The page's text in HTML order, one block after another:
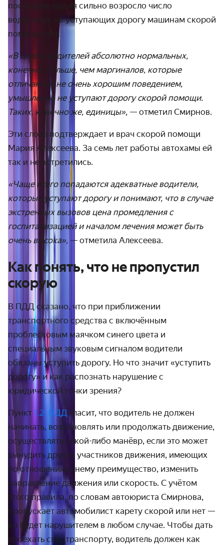
последнее время сильно возросло число
водителей, не уступающих дорогу машинам скорой
помощи, нет.
«В целом водителей абсолютно нормальных,
конечно, больше, чем маргиналов, которые
отличаются не очень хорошим поведением,
умышленно не уступают дорогу скорой помощи.
Таких, конечно же, единицы», — отметил Смирнов.
Эти слова подтверждает и врач скорой помощи
Мария Алексеева. За семь лет работы автохамы ей
так и не встретились.
«Чаще всего попадаются адекватные водители,
которые уступают дорогу и понимают, что в случае
экстренных вызовов цена промедления с
госпитализацией и началом лечения может быть
очень высока», — отметила Алексеева.
Как понять, что не пропустил
скорую
В ПДД сказано, что при приближении
транспортного средства с включённым
проблесковым маячком синего цвета и
специальным звуковым сигналом водители
обязаны уступить дорогу. Но что значит «уступить
дорогу» и как распознать нарушение с
юридической точки зрения?
Пункт 1.2. ПДД гласит, что водитель не должен
начинать, возобновлять или продолжать движение,
осуществлять какой-либо манёвр, если это может
вынудить других участников движения, имеющих
по отношению к нему преимущество, изменить
направление движения или скорость. С учётом
этого правила, по словам автоюриста Смирнова,
пропускает автомобилист карету скорой или нет —
он будет нарушителем в любом случае. Чтобы дать
проехать спецтранспорту, водитель должен как